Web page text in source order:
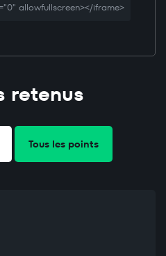
allowfullscreen></iframe>
retenus
Tous les points